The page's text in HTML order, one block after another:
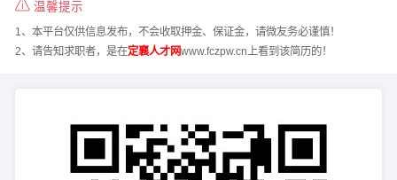
温馨提示
1、本平台仅供信息发布，不会收取押金、保证金，请微友务必谨慎！
2、请告知求职者，是在定襄人才网www.fczpw.cn上看到该简历的！